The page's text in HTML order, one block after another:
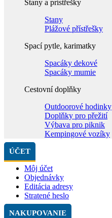
Stany a prístřešky
Stany
Plážové přístřešky
Spací pytle, karimatky
Spacáky dekové
Spacáky mumie
Cestovní doplňky
Outdoorové hodinky
Doplňky pro přežití
Výbava pro piknik
Kempingové vozíky
ÚČET
Môj účet
Objednávky
Editácia adresy
Stratené heslo
NAKUPOVANIE